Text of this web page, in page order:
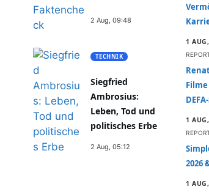
2 Aug, 09:48
TECHNIK
Siegfried
Ambrosius:
Leben, Tod und
politisches Erbe
2 Aug, 05:12
1
1
2026
1